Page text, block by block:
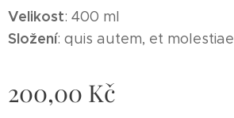
Velikost: 400 ml
Složení: quis autem, et molestiae
200,00 Kč